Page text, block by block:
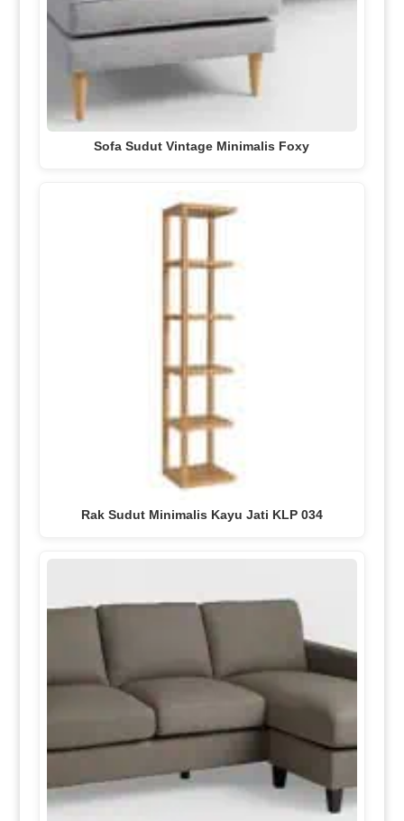
Sofa Sudut Vintage Minimalis Foxy
Rak Sudut Minimalis Kayu Jati KLP 034